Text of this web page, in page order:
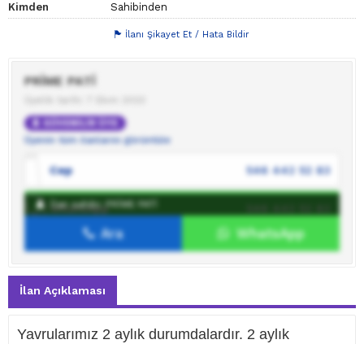
Kimden
Sahibinden
İlanı Şikayet Et / Hata Bildir
PRİME PATİ
Üyenin tüm ilanlarını görüntüle
Cep 546 442 52 83
WhatsApp
İlan sahibine mesaj gönder
İlan sahibi: PRİME PATİ
Ara WhatsApp
İlan Açıklaması
Yavrularımız 2 aylık durumdalardır. 2 aylık